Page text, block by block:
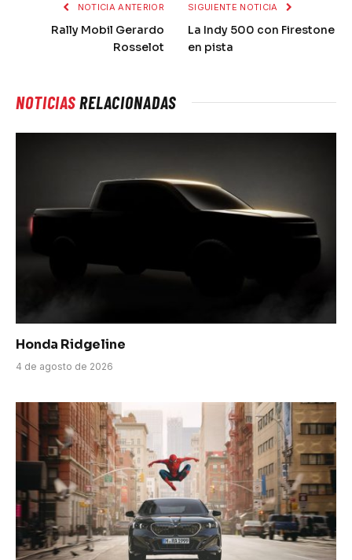
NOTICIA ANTERIOR
Rally Mobil Gerardo
Rosselot
SIGUIENTE NOTICIA
La Indy 500 con Firestone
en pista
NOTICIASRELACIONADAS
Honda Ridgeline
4 de agosto de 2026